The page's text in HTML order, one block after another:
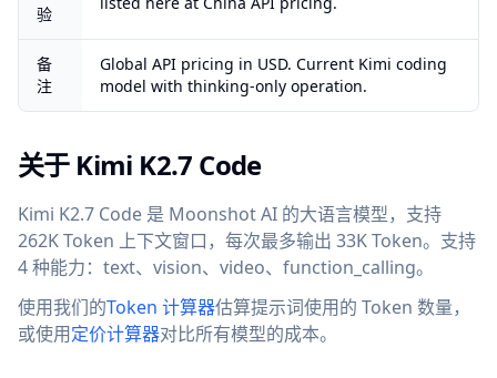
验
备
注
Global API pricing in USD. Current Kimi coding
model with thinking-only operation.
关于 Kimi K2.7 Code
Kimi K2.7 Code 是 Moonshot AI 的大语言模型，支持
262K Token 上下文窗口，每次最多输出 33K Token。支持
4 种能力：text、vision、video、function_calling。
使用我们的Token 计算器估算提示词使用的 Token 数量，
或使用定价计算器对比所有模型的成本。